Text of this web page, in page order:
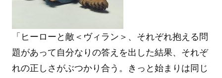
「ヒーローと敵＜ヴィラン＞、それぞれ抱える問
題があって自分なりの答えを出した結果、それぞ
れの正しさがぶつかり合う。きっと始まりは同じ